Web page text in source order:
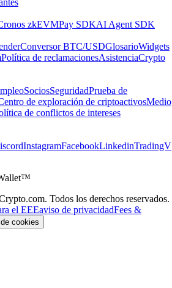
zkEVMPay SDKAI Agent SDK
Conversor BTC/USDGlosarioWidgets
Política de reclamacionesAsistenciaCrypto
SociosSeguridadPrueba de
de exploración de criptoactivosMedio
de conflictos de intereses
InstagramFacebookLinkedinTradingV
Todos los derechos reservados.
el EEEaviso de privacidadFees &
cookies